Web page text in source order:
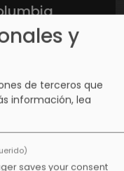
y
de terceros que
información, lea
saves your consent